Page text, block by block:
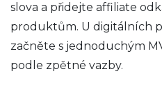
slova a přidejte affiliate
produktům. U digitálních
začněte s jednoduchým
podle zpětné vazby.